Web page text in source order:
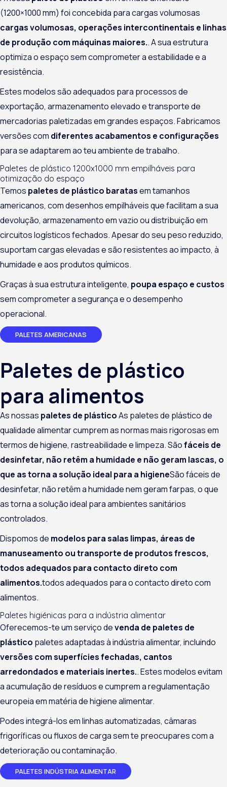
(1200×1000 mm) foi concebida para cargas volumosas
cargas volumosas, operações intercontinentais e linhas
de produção com máquinas maiores.. A sua estrutura
optimiza o espaço sem comprometer a estabilidade e a
resistência.
Estes modelos são adequados para processos de
exportação, armazenamento elevado e transporte de
mercadorias paletizadas em grandes espaços. Fabricamos
versões com diferentes acabamentos e configurações
para se adaptarem ao teu ambiente de trabalho.
Paletes de plástico 1200x1000 mm empilháveis para
otimização do espaço
Temos paletes de plástico baratasem tamanhos
americanos, com desenhos empilháveis que facilitam a sua
devolução, armazenamento em vazio ou distribuição em
circuitos logísticos fechados. Apesar do seu peso reduzido,
suportam cargas elevadas e são resistentes ao impacto, à
humidade e aos produtos químicos.
Graças à sua estrutura inteligente, poupa espaço e custos
sem comprometer a segurança e o desempenho
operacional.
PALETES AMERICANAS
Paletes de plástico
para alimentos
As nossas paletes de plásticoAs paletes de plástico de
qualidade alimentar cumprem as normas mais rigorosas em
termos de higiene, rastreabilidade e limpeza. Sãofáceis de
desinfetar, não retêm a humidade e não geram lascas, o
que as torna a solução ideal para a higieneSão fáceis de
desinfetar, não retêm a humidade nem geram farpas, o que
as torna a solução ideal para ambientes sanitários
controlados.
Dispomos de modelos para salas limpas, áreas de
manuseamento ou transporte de produtos frescos,
todos adequados para contacto direto com
alimentos.todos adequados para o contacto direto com
alimentos.
Paletes higiénicas para a indústria alimentar
Oferecemos-te um serviço devenda de paletes de
plástico paletes adaptadas à indústria alimentar, incluindo
versões com superfícies fechadas, cantos
arredondados e materiais inertes.. Estes modelos evitam
a acumulação de resíduos e cumprem a regulamentação
europeia em matéria de higiene alimentar.
Podes integrá-los em linhas automatizadas, câmaras
frigoríficas ou fluxos de carga sem te preocupares com a
deterioração ou contaminação.
PALETES INDÚSTRIA ALIMENTAR